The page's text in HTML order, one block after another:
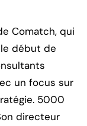
Comatch, qui
début de
un focus sur
5000
directeur